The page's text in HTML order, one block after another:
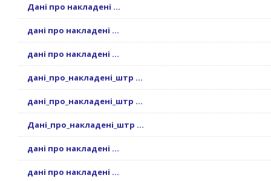
Дані про накладені ...
дані про накладені ...
дані про накладені ...
дані_про_накладені_штр ...
дані_про_накладені_штр ...
Дані_про_накладені_штр ...
дані про накладені ...
дані про накладені ...